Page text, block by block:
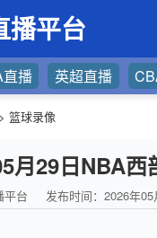
播平台
播 英超直播
> 篮球录像
月29日NBA
平台 发布时间：2026年